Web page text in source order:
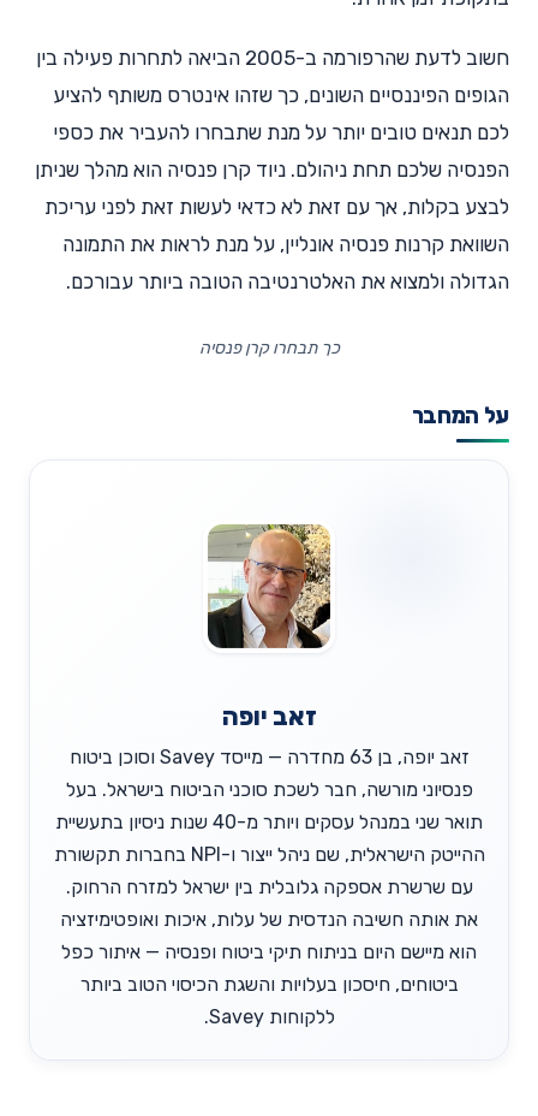
חשוב לדעת שהרפורמה ב-2005 הביאה לתחרות פעילה בין
הגופים הפיננסיים השונים, כך שזהו אינטרס משותף להציע
לכם תנאים טובים יותר על מנת שתבחרו להעביר את כספי
הפנסיה שלכם תחת ניהולם. ניוד קרן פנסיה הוא מהלך שניתן
לבצע בקלות, אך עם זאת לא כדאי לעשות זאת לפני עריכת
השוואת קרנות פנסיה אונליין, על מנת לראות את התמונה
הגדולה ולמצוא את האלטרנטיבה הטובה ביותר עבורכם.
כך תבחרו קרן פנסיה
על המחבר
זאב יופה
זאב יופה, בן 63 מחדרה — מייסד Savey וסוכן ביטוח
פנסיוני מורשה, חבר לשכת סוכני הביטוח בישראל. בעל
תואר שני במנהל עסקים ויותר מ-40 שנות ניסיון בתעשיית
ההייטק הישראלית, שם ניהל ייצור ו-NPI בחברות תקשורת
עם שרשרת אספקה גלובלית בין ישראל למזרח הרחוק.
את אותה חשיבה הנדסית של עלות, איכות ואופטימיזציה
הוא מיישם היום בניתוח תיקי ביטוח ופנסיה — איתור כפל
ביטוחים, חיסכון בעלויות והשגת הכיסוי הטוב ביותר
ללקוחות Savey.